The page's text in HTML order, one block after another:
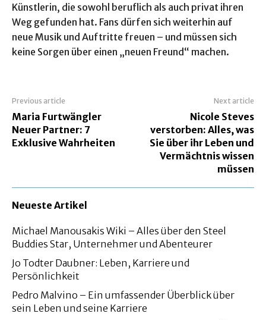
Künstlerin, die sowohl beruflich als auch privat ihren
Weg gefunden hat. Fans dürfen sich weiterhin auf
neue Musik und Auftritte freuen – und müssen sich
keine Sorgen über einen „neuen Freund“ machen.
Previous article
Maria Furtwängler
Neuer Partner: 7
Exklusive Wahrheiten
Next article
Nicole Steves
verstorben: Alles, was
Sie über ihr Leben und
Vermächtnis wissen
müssen
Neueste Artikel
Michael Manousakis Wiki – Alles über den Steel
Buddies Star, Unternehmer und Abenteurer
Jo Todter Daubner: Leben, Karriere und
Persönlichkeit
Pedro Malvino – Ein umfassender Überblick über
sein Leben und seine Karriere